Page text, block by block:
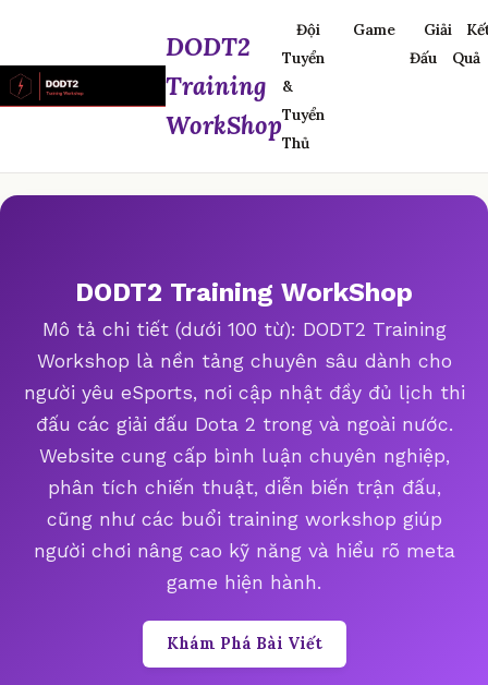
DODT2
Training
WorkShop
Đội
Tuyển
&
Tuyển
Thủ
Game
Giải
Đấu
Quả
DODT2 Training WorkShop
Mô tả chi tiết (dưới 100 từ): DODT2 Training
Workshop là nền tảng chuyên sâu dành cho
người yêu eSports, nơi cập nhật đầy đủ lịch thi
đấu các giải đấu Dota 2 trong và ngoài nước.
Website cung cấp bình luận chuyên nghiệp,
phân tích chiến thuật, diễn biến trận đấu,
cũng như các buổi training workshop giúp
người chơi nâng cao kỹ năng và hiểu rõ meta
game hiện hành.
Khám Phá Bài Viết